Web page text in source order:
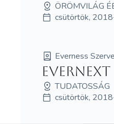
ÖRÖMVILÁG
csütörtök,
Everness
TUDATOSSÁG
csütörtök,